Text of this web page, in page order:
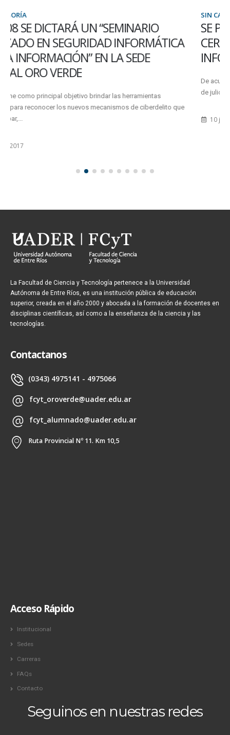
SIN CATEGORÍA
SE PRORROGÓ LA INSCRIPCIÓN AL
CERTAMEN PROVINCIAL DE OLIMPÍADAS
INFORMÁTICAS ARGENTIN
De acuerdo a lo informado por los organizadores, hasta el viernes 13
de julio hay tiempo para inscribirse al Certamen...
10 julio, 2012
La Facultad de Ciencia y Tecnología pertenece a la Universidad
Autónoma de Entre Ríos, es una institución pública de educación
superior, creada en el año 2000 y abocada a la formación de docentes en
disciplinas científicas, así como a la enseñanza de la ciencia y las
tecnologías.
Contactanos
(0343) 4975141 - 4975066
fcyt_oroverde@uader.edu.ar
fcyt_alumnado@uader.edu.ar
Ruta Provincial Nº 11. Km 10,5
Acceso Rápido
Institucional
Sedes
Carreras
FAQs
Contacto
Seguinos en nuestras redes